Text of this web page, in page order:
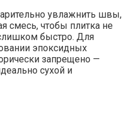
увлажнить швы,
смесь, чтобы плитка не
быстро. Для
эпоксидных
запрещено —
сухой и